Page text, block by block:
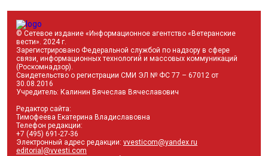
© Сетевое издание «Информационное агентство «Ветеранские
вести». 2024 г.
Зарегистрировано Федеральной службой по надзору в сфере
связи, информационных технологий и массовых коммуникаций
(Роскомнадзор).
Свидетельство о регистрации СМИ ЭЛ № ФС 77 – 67012 от
30.08.2016
Учредитель: Калинин Вячеслав Вячеславович
Редактор сайта:
Тимофеева Екатерина Владиславовна
Телефон редакции:
+7 (495) 691-27-36
Электронный адрес редакции: vvesticom@yandex.ru
editorial@vvesti.com